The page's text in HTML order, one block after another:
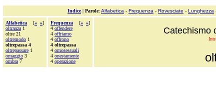
Indice| Parole: Alfabetica - Frequenza - Rovesciate - Lunghezza
Alfabetica [« »]
oltranza 1
oltre 21
oltremodo 1
oltrepassa 4
oltrepassare 1
omaggio 3
ombra 7
Frequenza [« »]
4 offendere
4 offriamo
4 offrono
4 oltrepassa
4 omosessuali
4 onestamente
4 operazione
Catechismo